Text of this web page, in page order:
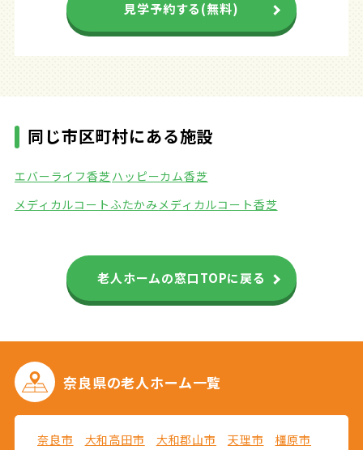
見学予約する(無料)
同じ市区町村にある施設
エバーライフ香芝ハッピーカム香芝
メディカルコートふたかみ メディカルコート香芝
老人ホームの窓口TOPに戻る
奈良県の老人ホーム一覧
奈良市 大和高田市 大和郡山市 天理市
橿原市